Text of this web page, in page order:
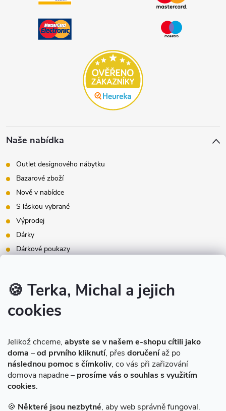
🍪 Terka, Michal a jejich
cookies
Jelikož chceme, abyste se v našem e-shopu cítili jako
doma –od prvního kliknutí, přes doručeníaž po
následnou pomoc s čímkoliv, co vás při zařizování
domova napadne – prosíme vás o souhlas s využitím
cookies.
🍪 Některé jsou nezbytné, aby web správně fungoval.
Naše nabídka
Outlet designového nábytku
Bazarové zboží
Nově v nabídce
S láskou vybrané
Výprodej
Dárky
Dárkové poukazy
Instagram